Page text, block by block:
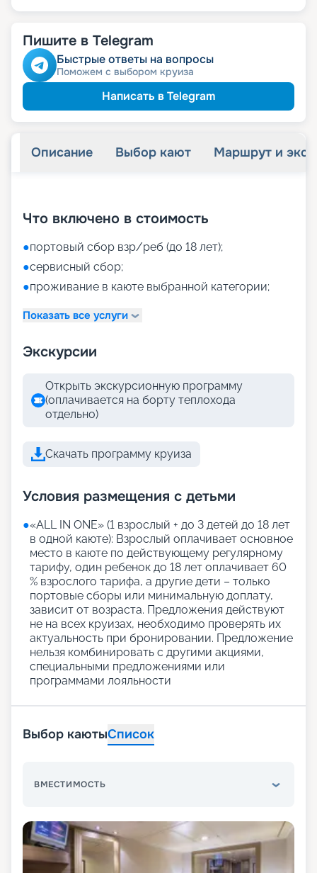
Пишите в Telegram
Быстрые ответы на вопросы
Поможем с выбором круиза
Написать в Telegram
Описание Выбор кают Маршрут и
Что включено в стоимость
●портовый сбор взр/реб (до 18 лет);
●сервисный сбор;
●проживание в каюте выбранной категории;
Показать все услуги
Экскурсии
Открыть экскурсионную программу
(оплачивается на борту теплохода
отдельно)
Скачать программу круиза
Условия размещения с детьми
●«АLL IN ONE» (1 взрослый + до 3 детей до 18 лет
в одной каюте): Взрослый оплачивает основное
место в каюте по действующему регулярному
тарифу, один ребенок до 18 лет оплачивает 60
% взрослого тарифа, а другие дети – только
портовые сборы или минимальную доплату,
зависит от возраста. Предложения действуют
не на всех круизах, необходимо проверять их
актуальность при бронировании. Предложение
нельзя комбинировать с другими акциями,
специальными предложениями или
программами лояльности
Выбор каютыСписок
ВМЕСТИМОСТЬ